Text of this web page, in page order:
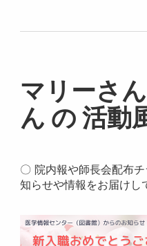
マリーさ
ん の 活動
〇 院内報や師長会配布
知らせや情報をお届けし